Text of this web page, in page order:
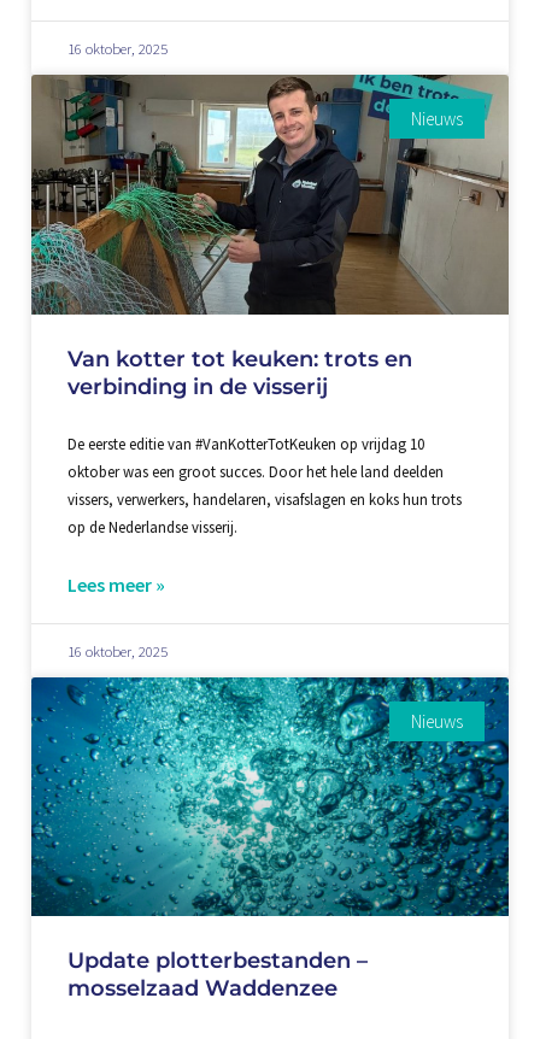
16 oktober, 2025
Nieuws
Van kotter tot keuken: trots en
verbinding in de visserij
De eerste editie van #VanKotterTotKeuken op vrijdag 10
oktober was een groot succes. Door het hele land deelden
vissers, verwerkers, handelaren, visafslagen en koks hun trots
op de Nederlandse visserij.
Lees meer »
16 oktober, 2025
Nieuws
Update plotterbestanden –
mosselzaad Waddenzee